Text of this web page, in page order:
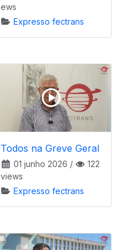
ews
Expresso fectrans
Todos na Greve Geral
01 junho 2026 /
122
views
Expresso fectrans